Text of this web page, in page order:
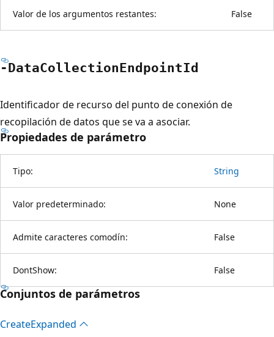
Valor de los argumentos restantes: False
-DataCollectionEndpointId
Identificador de recurso del punto de conexión de
recopilación de datos que se va a asociar.
Propiedades de parámetro
Tipo: String
Valor predeterminado: None
Admite caracteres comodín: False
DontShow: False
Conjuntos de parámetros
CreateExpanded